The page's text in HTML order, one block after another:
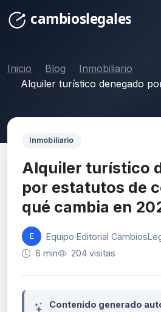
Inicio Blog
Inmobiliario
Alquiler turístico denegado
Inmobiliario
Alquiler turístico
por estatutos de
qué cambia en
E Equipo Editorial
6 min
204 visitas
Contenido generado